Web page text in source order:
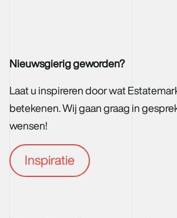
Nieuwsgierig geworden?
Laat u inspireren door wat
betekenen. Wij gaan graag in
wensen!
Inspiratie